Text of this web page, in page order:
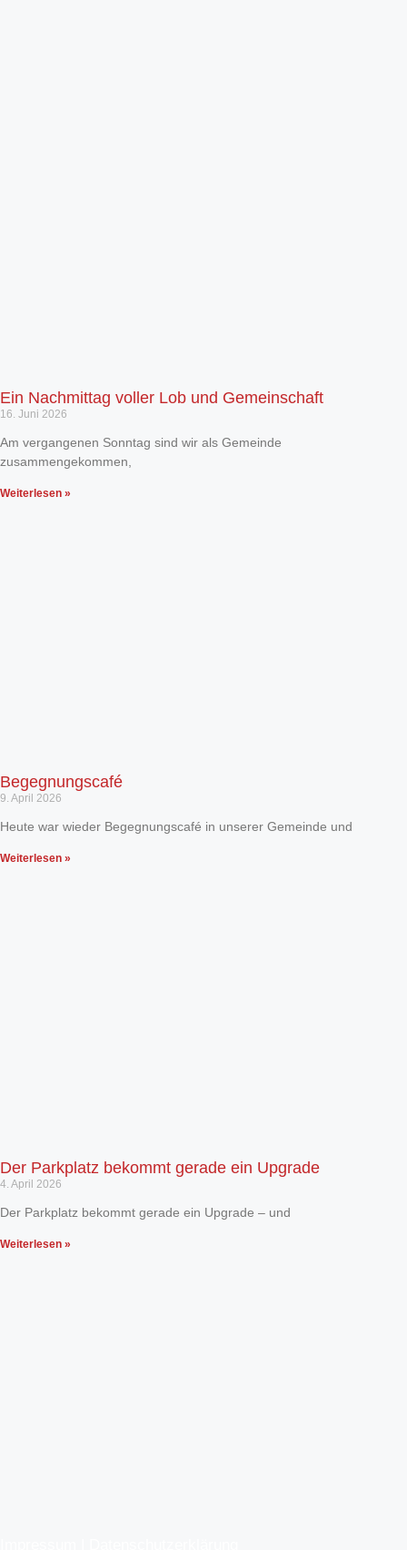
Ein Nachmittag voller Lob und Gemeinschaft
16. Juni 2026
Am vergangenen Sonntag sind wir als Gemeinde
zusammengekommen,
Weiterlesen »
Begegnungscafé
9. April 2026
Heute war wieder Begegnungscafé in unserer Gemeinde und
Weiterlesen »
Der Parkplatz bekommt gerade ein Upgrade
4. April 2026
Der Parkplatz bekommt gerade ein Upgrade – und
Weiterlesen »